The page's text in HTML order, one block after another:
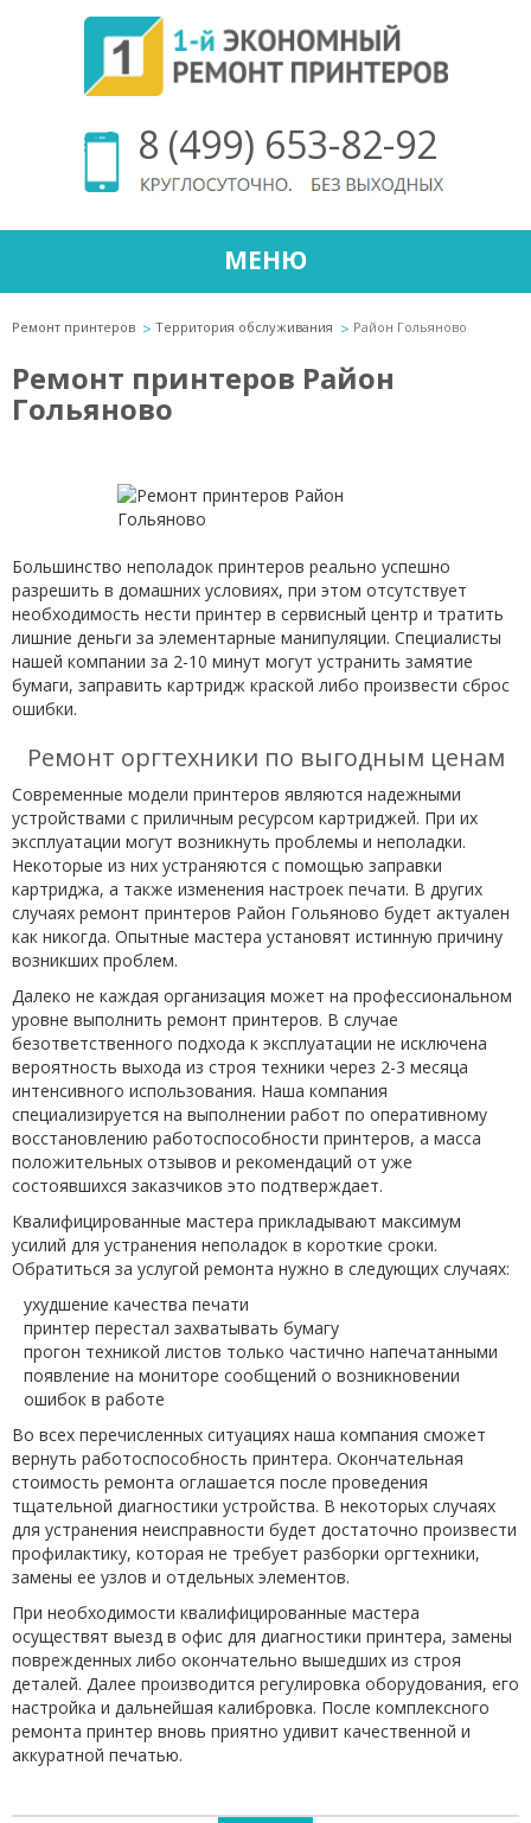
8 (499) 653-82-92
МЕНЮ
Ремонт принтеров Территория обслуживания Район Гольяново
Ремонт принтеров Район
Гольяново
Большинство неполадок принтеров реально успешно
разрешить в домашних условиях, при этом отсутствует
необходимость нести принтер в сервисный центр и тратить
лишние деньги за элементарные манипуляции. Специалисты
нашей компании за 2-10 минут могут устранить замятие
бумаги, заправить картридж краской либо произвести сброс
ошибки.
Ремонт оргтехники по выгодным ценам
Современные модели принтеров являются надежными
устройствами с приличным ресурсом картриджей. При их
эксплуатации могут возникнуть проблемы и неполадки.
Некоторые из них устраняются с помощью заправки
картриджа, а также изменения настроек печати. В других
случаях ремонт принтеров Район Гольяново будет актуален
как никогда. Опытные мастера установят истинную причину
возникших проблем.
Далеко не каждая организация может на профессиональном
уровне выполнить ремонт принтеров. В случае
безответственного подхода к эксплуатации не исключена
вероятность выхода из строя техники через 2-3 месяца
интенсивного использования. Наша компания
специализируется на выполнении работ по оперативному
восстановлению работоспособности принтеров, а масса
положительных отзывов и рекомендаций от уже
состоявшихся заказчиков это подтверждает.
Квалифицированные мастера прикладывают максимум
усилий для устранения неполадок в короткие сроки.
Обратиться за услугой ремонта нужно в следующих случаях:
ухудшение качества печати
принтер перестал захватывать бумагу
прогон техникой листов только частично напечатанными
появление на мониторе сообщений о возникновении
ошибок в работе
Во всех перечисленных ситуациях наша компания сможет
вернуть работоспособность принтера. Окончательная
стоимость ремонта оглашается после проведения
тщательной диагностики устройства. В некоторых случаях
для устранения неисправности будет достаточно произвести
профилактику, которая не требует разборки оргтехники,
замены ее узлов и отдельных элементов.
При необходимости квалифицированные мастера
осуществят выезд в офис для диагностики принтера, замены
поврежденных либо окончательно вышедших из строя
деталей. Далее производится регулировка оборудования, его
настройка и дальнейшая калибровка. После комплексного
ремонта принтер вновь приятно удивит качественной и
аккуратной печатью.